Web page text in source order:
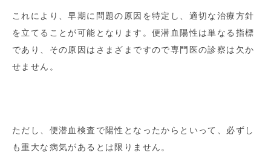
これにより、早期に問題の原因を特定し、適切な治療方針
を立てることが可能となります。便潜血陽性は単なる指標
であり、その原因はさまざまですので専門医の診察は欠か
せません。
ただし、便潜血検査で陽性となったからといって、必ずし
も重大な病気があるとは限りません。